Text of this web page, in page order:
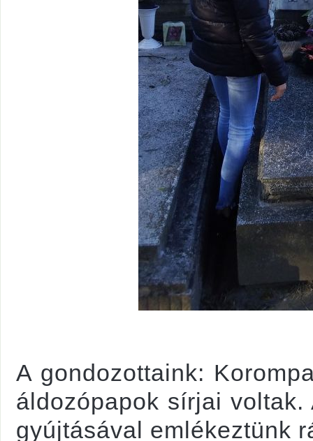
A gondozottaink:
áldozópapok sírjai
gyújtásával emlékeztünk